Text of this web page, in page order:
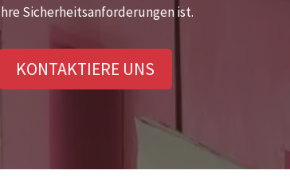
Sicherheitsanforderungen ist.
KONTAKTIERE UNS